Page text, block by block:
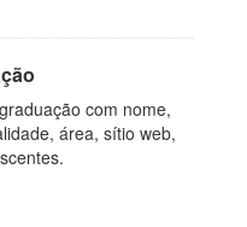
com nome,
área, sítio web,